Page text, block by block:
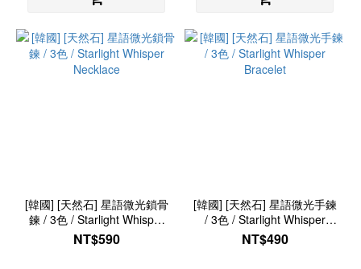
[韓國] [天然石] 星語微光鎖骨
鍊 / 3色 / Starlight Whisper
Necklace
NT$590
[韓國] [天然石] 星語微光手鍊
/ 3色 / Starlight Whisper
Bracelet
NT$490